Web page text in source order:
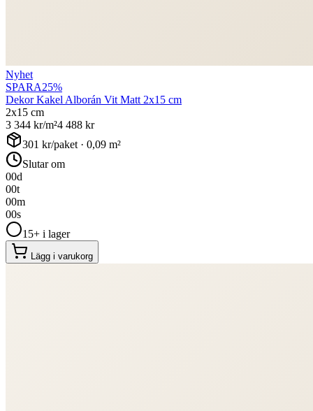
Nyhet
SPARA25%
Dekor Kakel Alborán Vit Matt 2x15 cm
2x15 cm
3 344 kr/m²4 488 kr
301 kr/paket · 0,09 m²
Slutar om
00d
00t
00m
00s
15+ i lager
Lägg i varukorg